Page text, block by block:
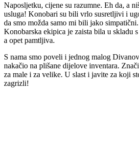
Naposljetku, cijene su razumne. Eh da, a
usluga! Konobari su bili vrlo susretljivi i
da smo možda samo mi bili jako
Konobarska ekipica je zaista bila u skladu
a opet pamtljiva.
S nama smo poveli i jednog malog
nakačio na plišane dijelove inventara.
za male i za velike. U slast i javite za koji
zagrizli!